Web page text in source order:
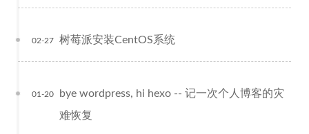
树莓派安装CentOS系统
02-27
bye wordpress, hi hexo -- 记一次个人博客的灾
难恢复
01-20